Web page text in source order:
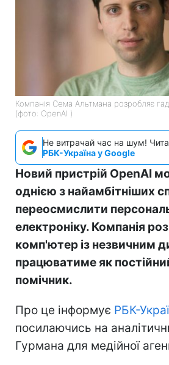
Компанія Сема Альтмана розробляє
(фото: OpenAI )
Не витрачай час на шум!
РБК-Україна у Google
Новий пристрій OpenAI
однією з найамбітніших
переосмислити
електроніку. Компанія
комп'ютер із незвичним
працюватиме як
помічник.
Про це інформує РБК-
посилаючись на
Гурмана для медійної